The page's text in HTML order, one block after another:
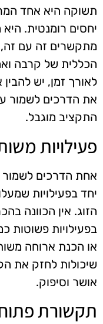
תשוקה היא אחד
יחסים רומנטית.
מתקשרים זה עם זה,
הכללית של קרבה
לאורך זמן, יש
את הדרכים לשמור
התקציב מוגבל.
פעילויות
אחת הדרכים לשמור
יחד בפעילויות
הזוג. אין הכוונה
בפעילויות פשוטות
או הכנת ארוחה
שיכולות לחזק את
אושר וסיפוק.
תקשורת